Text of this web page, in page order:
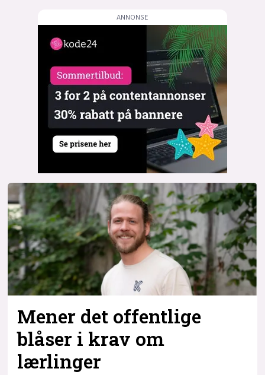
Mener det offentlige
blåser i krav om
lærlinger
lys modus
nyhetsbrev
kode24-klubben
LinkedIn
Bluesky
Facebook
annonsepriser
annonseguide
suksesshistorier
Bli firmapartner